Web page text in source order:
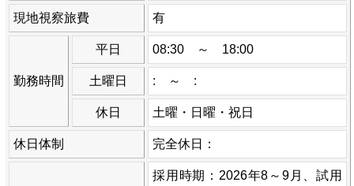
現地視察旅費 有
勤務時間
平日 08:30 ～ 18:00
土曜日 : ～ :
休日 土曜・日曜・祝日
休日体制 完全休日：
採用時期：2026年8～9月、試用